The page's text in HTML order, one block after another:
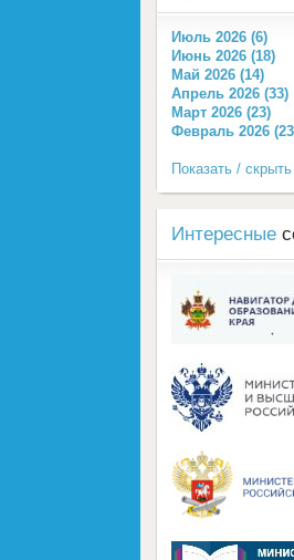
Июль 2026 (6)
Июнь 2026 (18)
Май 2026 (14)
Апрель 2026 (33)
Март 2026 (23)
Февраль 2026
Показать /
Интересные